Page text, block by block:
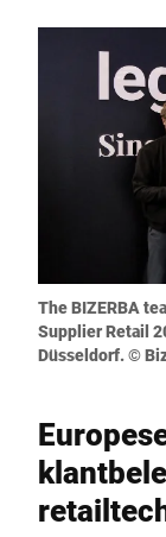
The BIZERBA
Supplier Retail
Düsseldorf. ©